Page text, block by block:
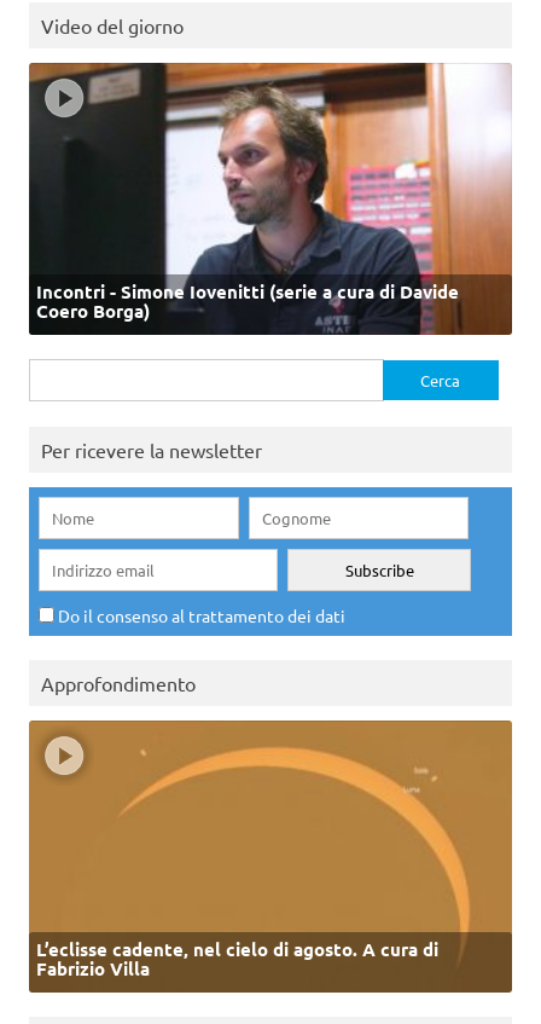
Video del giorno
Incontri - Simone Iovenitti (serie a cura di Davide
Coero Borga)
per:
Per ricevere la newsletter
Do il consenso al trattamento dei dati
Approfondimento
L’eclisse cadente, nel cielo di agosto. A cura di
Fabrizio Villa